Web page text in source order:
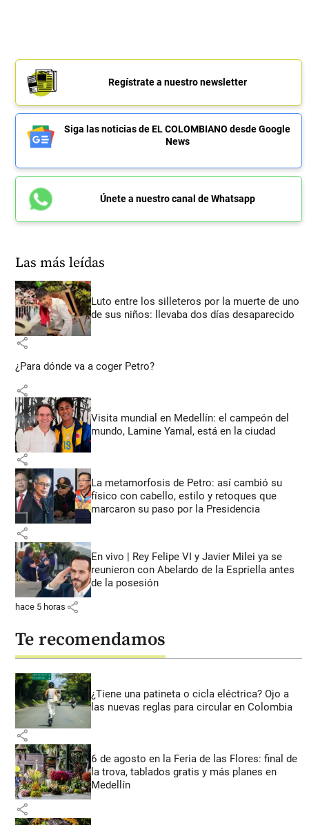
Regístrate a nuestro newsletter
Siga las noticias de EL COLOMBIANO desde Google
News
Únete a nuestro canal de Whatsapp
Las más leídas
Luto entre los silleteros por la muerte de uno
de sus niños: llevaba dos días desaparecido
share
¿Para dónde va a coger Petro?
share
Visita mundial en Medellín: el campeón del
mundo, Lamine Yamal, está en la ciudad
share
La metamorfosis de Petro: así cambió su
físico con cabello, estilo y retoques que
marcaron su paso por la Presidencia
share
En vivo | Rey Felipe VI y Javier Milei ya se
reunieron con Abelardo de la Espriella antes
de la posesión
hace 5 horas share
Te recomendamos
¿Tiene una patineta o cicla eléctrica? Ojo a
las nuevas reglas para circular en Colombia
share
6 de agosto en la Feria de las Flores: final de
la trova, tablados gratis y más planes en
Medellín
share